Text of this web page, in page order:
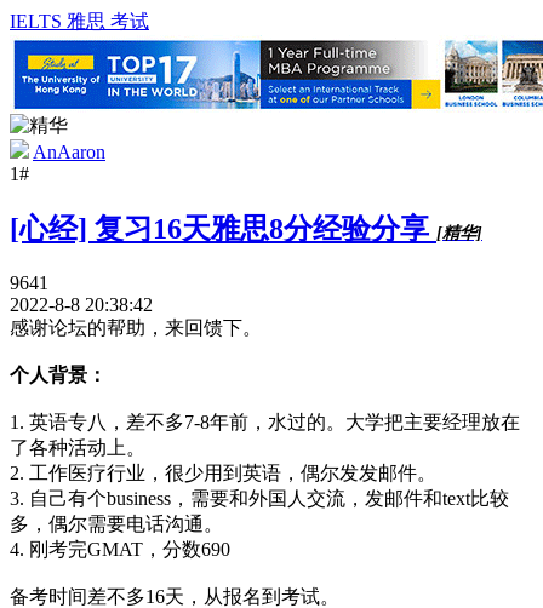
IELTS 雅思 考试
AnAaron
1#
[心经] 复习16天雅思8分经验分享 [精华]
9641
2022-8-8 20:38:42
感谢论坛的帮助，来回馈下。
个人背景：
1. 英语专八，差不多7-8年前，水过的。大学把主要经理放在
了各种活动上。
2. 工作医疗行业，很少用到英语，偶尔发发邮件。
3. 自己有个business，需要和外国人交流，发邮件和text比较
多，偶尔需要电话沟通。
4. 刚考完GMAT，分数690
备考时间差不多16天，从报名到考试。